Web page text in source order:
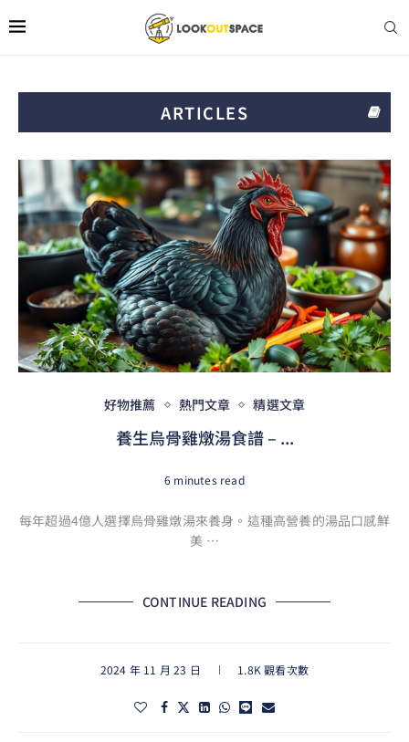
ARTICLES
好物推薦 熱門文章 精選文章
養生烏骨雞燉湯食譜 – ...
6 minutes read
每年超過4億人選擇烏骨雞燉湯來養身。這種高營養的湯品口感鮮
美 …
CONTINUE READING
2024 年 11 月 23 日 1.8K 觀看次數